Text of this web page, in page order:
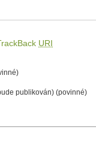
URI
publikován) (povinné)